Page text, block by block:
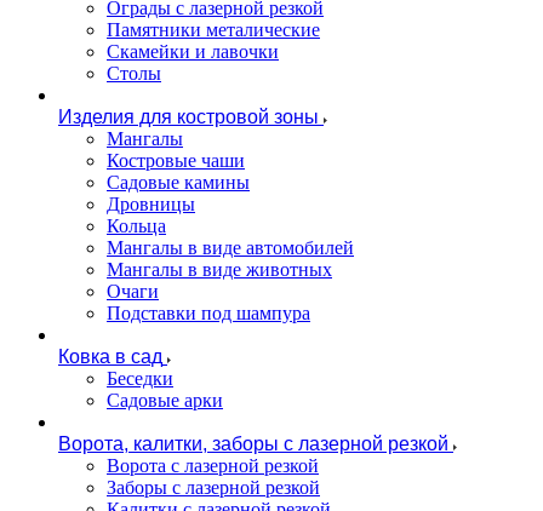
Ограды с лазерной резкой
Памятники металические
Скамейки и лавочки
Столы
Изделия для костровой зоны
Мангалы
Костровые чаши
Садовые камины
Дровницы
Кольца
Мангалы в виде автомобилей
Мангалы в виде животных
Очаги
Подставки под шампура
Ковка в сад
Беседки
Садовые арки
Ворота, калитки, заборы с лазерной резкой
Ворота с лазерной резкой
Заборы с лазерной резкой